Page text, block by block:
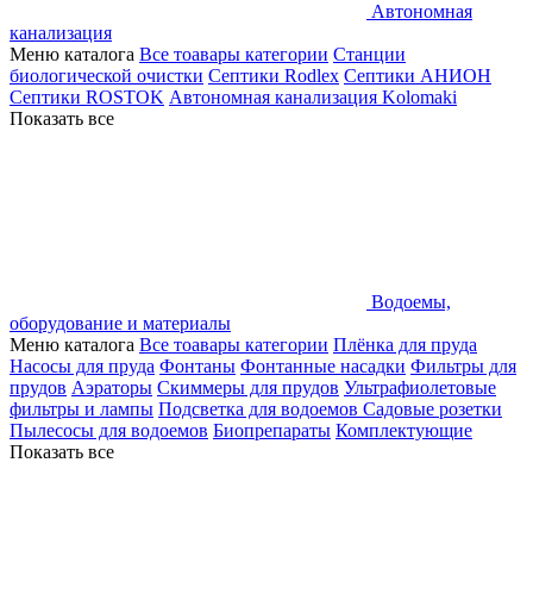
Автономная
канализация
Меню каталога Все тоавары категории Станции
биологической очистки Септики Rodlex Септики АНИОН
Септики ROSTOK Автономная канализация Kolomaki
Показать все
Водоемы,
оборудование и материалы
Меню каталога Все тоавары категории Плёнка для пруда
Насосы для пруда Фонтаны Фонтанные насадки Фильтры для
прудов Аэраторы Скиммеры для прудов Ультрафиолетовые
фильтры и лампы Подсветка для водоемов Садовые розетки
Пылесосы для водоемов Биопрепараты Комплектующие
Показать все